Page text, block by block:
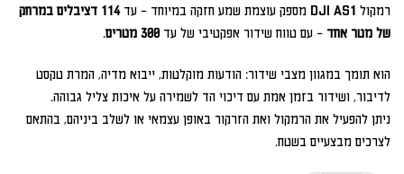
רמקול DJI AS1 מספק עוצמת שמע חזקה במיוחד – עד
114 דציבלים במרחק
של מטר אחד – עם טווח שידור אפקטיבי של עד 300 מטרים .
הוא תומך במגוון מצבי שידור: הודעות מוקלטות, ייבוא מדיה, המרת טקסט
לדיבור, ושידור בזמן אמת עם דיכוי הד לשמירה על איכות צליל גבוהה.
ניתן להפעיל את הרמקול ואת הזרקור באופן עצמאי או לשלב ביניהם, בהתאם
לצרכים מבצעיים בשטח.